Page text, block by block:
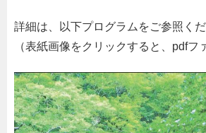
詳細は、以下プログラムをご参照くだ
（表紙画像をクリックすると、pdfフ